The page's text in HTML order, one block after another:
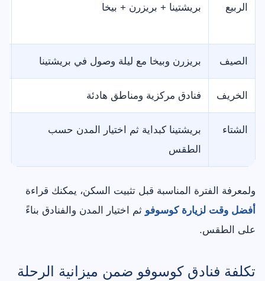
الربيع بريشتينا + بريزرن + بيخا
الصيف بريزرن وبيخا مع ليلة وصول في بريشتينا
الخريف فنادق مركزية ومناطق هادئة
الشتاء
بريشتينا كبداية ثم اختيار المدن حسب
الطقس
ولمعرفة الفترة المناسبة قبل تثبيت السكن، يمكنك قراءة
أفضل وقت لزيارة كوسوفو ثم اختيار المدن والفنادق بناءً
على الطقس.
تكلفة فنادق كوسوفو ضمن ميزانية الرحلة